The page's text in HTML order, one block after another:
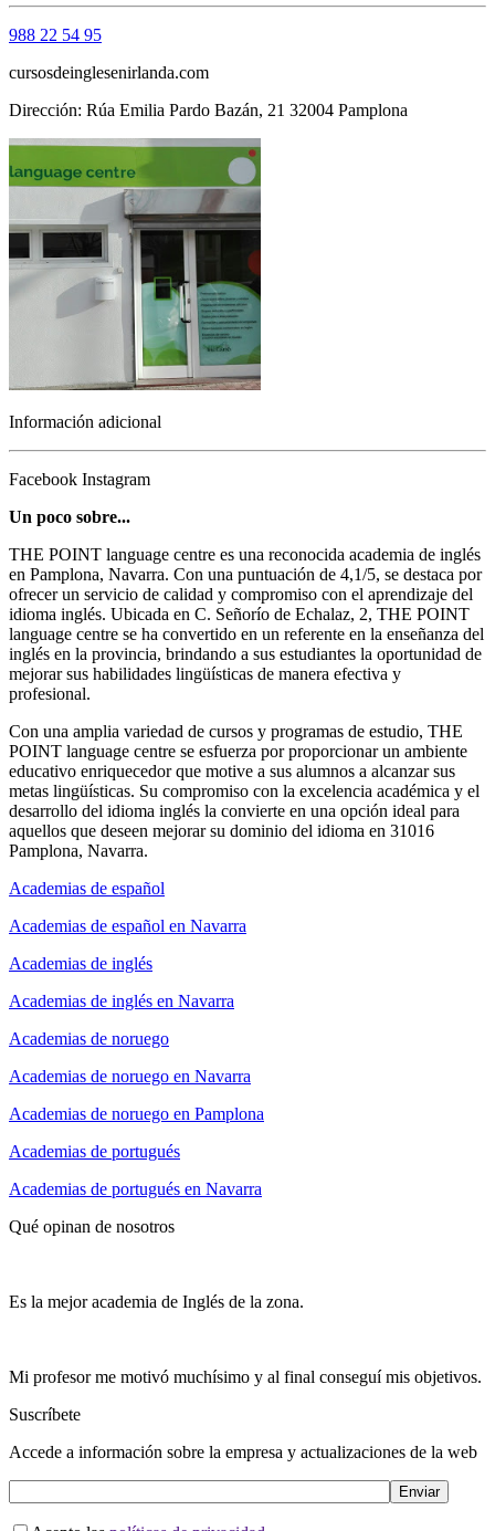
988 22 54 95
cursosdeinglesenirlanda.com
Dirección: Rúa Emilia Pardo Bazán, 21 32004 Pamplona
Información adicional
Facebook Instagram
Un poco sobre...
THE POINT language centre es una reconocida academia de inglés
en Pamplona, Navarra. Con una puntuación de 4,1/5, se destaca por
ofrecer un servicio de calidad y compromiso con el aprendizaje del
idioma inglés. Ubicada en C. Señorío de Echalaz, 2, THE POINT
language centre se ha convertido en un referente en la enseñanza del
inglés en la provincia, brindando a sus estudiantes la oportunidad de
mejorar sus habilidades lingüísticas de manera efectiva y
profesional.
Con una amplia variedad de cursos y programas de estudio, THE
POINT language centre se esfuerza por proporcionar un ambiente
educativo enriquecedor que motive a sus alumnos a alcanzar sus
metas lingüísticas. Su compromiso con la excelencia académica y el
desarrollo del idioma inglés la convierte en una opción ideal para
aquellos que deseen mejorar su dominio del idioma en 31016
Pamplona, Navarra.
Academias de español
Academias de español en Navarra
Academias de inglés
Academias de inglés en Navarra
Academias de noruego
Academias de noruego en Navarra
Academias de noruego en Pamplona
Academias de portugués
Academias de portugués en Navarra
Qué opinan de nosotros
Es la mejor academia de Inglés de la zona.
Mi profesor me motivó muchísimo y al final conseguí mis objetivos.
Suscríbete
Accede a información sobre la empresa y actualizaciones de la web